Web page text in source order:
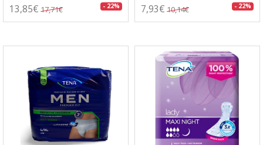
13,85€ 17,71€ - 22% 7,93€ 10,14€ - 22%